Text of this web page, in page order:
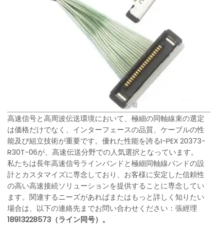
高速信号と高周波伝送環境において、極細の同軸線束の選定
は価格だけでなく、インターフェースの品質、ケーブルの性
能及び組立技術が重要です。優れた性能を誇るI-PEX 20373-
R30T-06が、高速伝送分野での人気選択となっています。
私たちは長年高速信号ラインバンドと極細同軸線バンドの設
計とカスタマイズに専念しており、お客様に安定した信頼性
の高い高速接続ソリューションを提供することに専念してい
ます。関連するニーズがあればまたはもっと詳しく知りたい
場合は、以下の連絡先までお問い合わせください：張經理
18913228573（ライン同号）。